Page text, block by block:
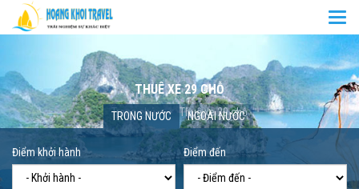
THUÊ XE 29 CHỖ
Trang chủ Thuê xe 29 chỗ
TRONG NƯỚC NGOÀI NƯỚC
Điểm khởi hành Điểm đến